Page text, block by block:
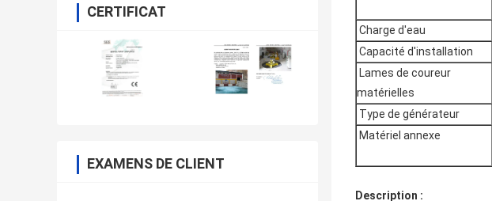
CERTIFICAT
EXAMENS DE CLIENT
Charge d'eau
Capacité d'installation
Lames de coureur
matérielles
Type de générateur
Matériel annexe
Description :